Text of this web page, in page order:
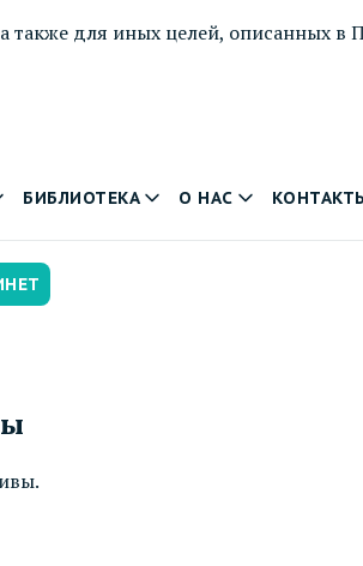
для иных целей, описанных в
БИБЛИОТЕКА О НАС